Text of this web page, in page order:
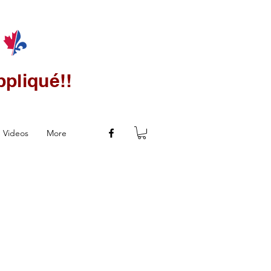
Videos More